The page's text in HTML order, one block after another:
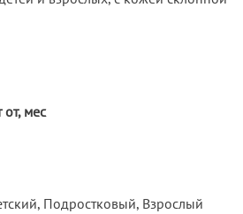
мес
Подростковый, Взрослый